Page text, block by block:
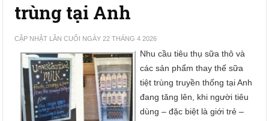
trùng tại Anh
CẬP NHẬT LẦN CUỐI NGÀY 22 THÁNG 4 2026
Nhu cầu tiêu thụ sữa thô và
các sản phẩm thay thế sữa
tiệt trùng truyền thống tại Anh
đang tăng lên, khi người tiêu
dùng – đặc biệt là giới trẻ –